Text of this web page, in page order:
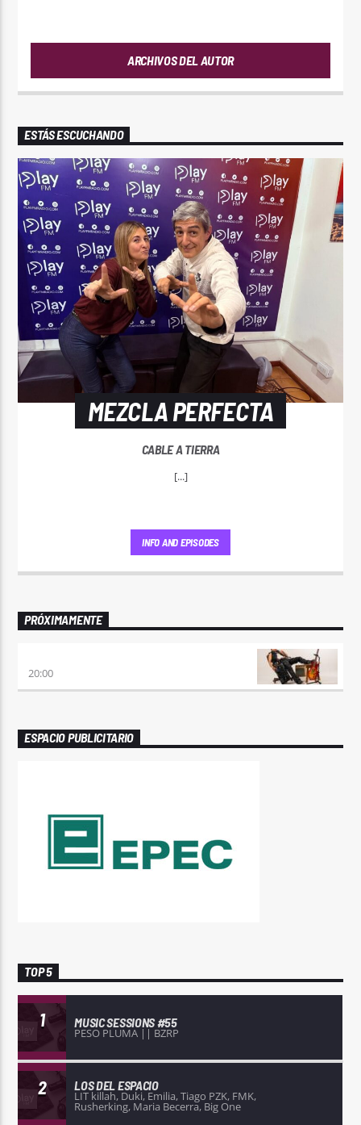
ARCHIVOS DEL AUTOR
ESTÁS ESCUCHANDO
MEZCLA PERFECTA
CABLE A TIERRA
[...]
INFO AND EPISODES
PRÓXIMAMENTE
20:00
ESPACIO PUBLICITARIO
TOP 5
1 MUSIC SESSIONS #55
PESO PLUMA || BZRP
2 LOS DEL ESPACIO
LIT killah, Duki, Emilia, Tiago PZK, FMK,
Rusherking, Maria Becerra, Big One